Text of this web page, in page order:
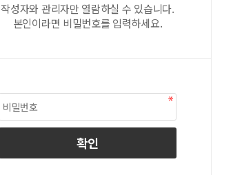
작성자와 관리자만 열람하실 수 있습니다.
본인이라면 비밀번호를 입력하세요.